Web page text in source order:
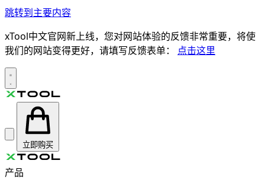
跳转到主要内容
xTool中文官网新上线，您对网站体验的反馈非常重要，将使
我们的网站变得更好，请填写反馈表单： 点击这里
立即购买
产品